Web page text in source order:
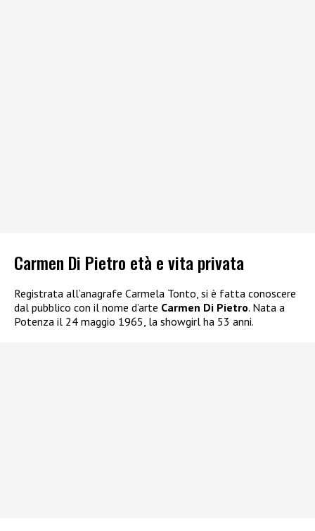
Carmen Di Pietro età e vita privata
Registrata all’anagrafe Carmela Tonto, si è fatta conoscere
dal pubblico con il nome d’arte Carmen Di Pietro. Nata a
Potenza il 24 maggio 1965, la showgirl ha 53 anni.